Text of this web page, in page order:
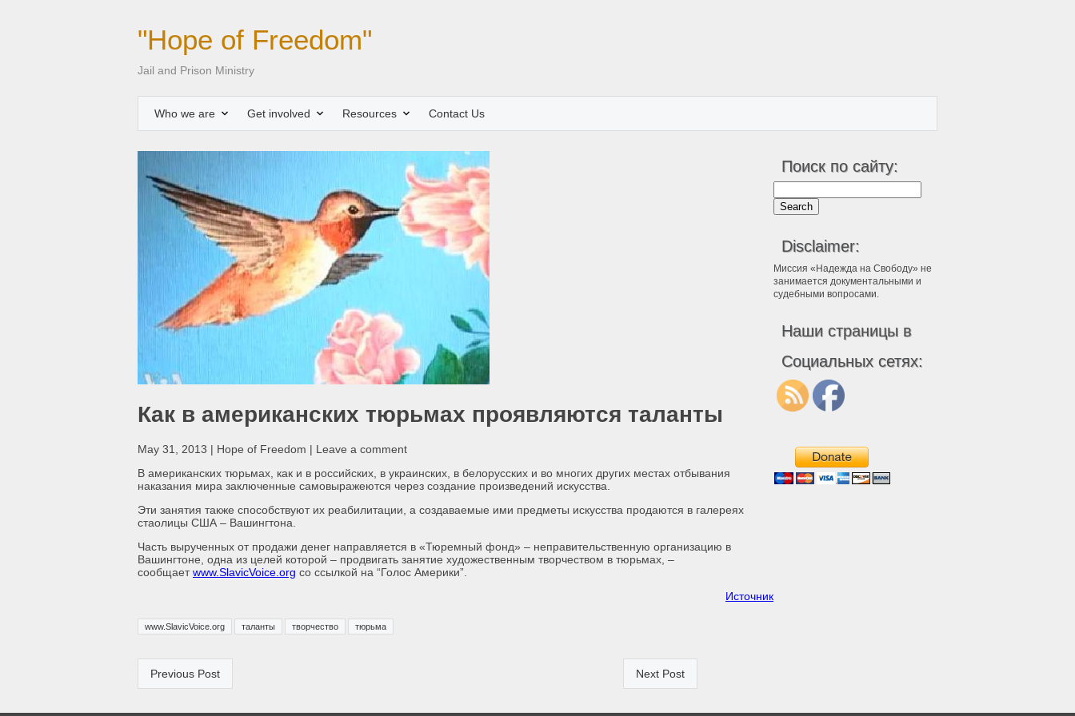
"Hope of Freedom"
Jail and Prison Ministry
Who we are Get involved Resources Contact Us
Как в американских тюрьмах проявляются таланты
May 31, 2013 | Hope of Freedom | Leave a comment
В американских тюрьмах, как и в российских, в украинских, в белорусских и во многих других местах отбывания
наказания мира заключенные самовыражеются через создание произведений искусства.
Эти занятия также способствуют их реабилитации, а создаваемые ими предметы искусства продаются в галереях
стаолицы США – Вашингтона.
Часть вырученных от продажи денег направляется в «Тюремный фонд» – неправительственную организацию в
Вашингтоне, одна из целей которой – продвигать занятие художественным творчеством в тюрьмах, –
сообщаетwww.SlavicVoice.org со ссылкой на “Голос Америки”.
Источник
www.SlavicVoice.org таланты творчество тюрьма
Previous Post Next Post
Поиск по сайту:
Disclaimer:
Миссия «Надежда на Свободу» не
занимается документальными и
судебными вопросами.
Наши страницы в
Социальных сетях: